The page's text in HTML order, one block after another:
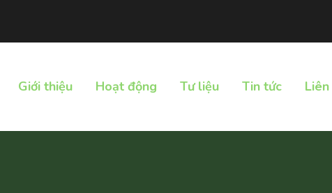
Giới thiệu Hoạt động Tư liệu Tin tức Liên